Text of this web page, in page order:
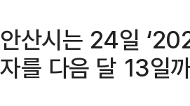
안산시는 24일
자를 다음 달 13일